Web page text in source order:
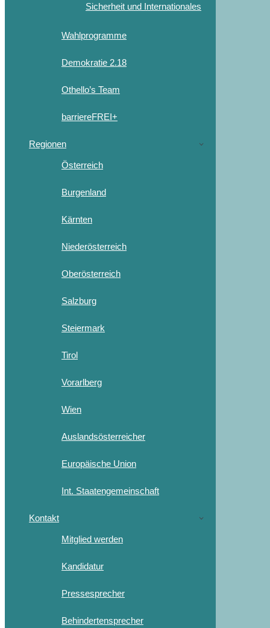
Sicherheit und Internationales
Wahlprogramme
Demokratie 2.18
Othello’s Team
barriereFREI+
Regionen
Österreich
Burgenland
Kärnten
Niederösterreich
Oberösterreich
Salzburg
Steiermark
Tirol
Vorarlberg
Wien
Auslandsösterreicher
Europäische Union
Int. Staatengemeinschaft
Kontakt
Mitglied werden
Kandidatur
Pressesprecher
Behindertensprecher